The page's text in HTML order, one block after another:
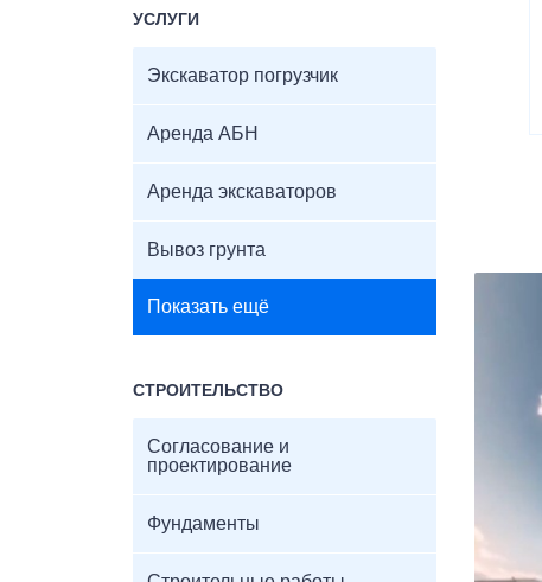
УСЛУГИ
Экскаватор погрузчик
Аренда АБН
Аренда экскаваторов
Вывоз грунта
Показать ещё
СТРОИТЕЛЬСТВО
Согласование и
проектирование
Фундаменты